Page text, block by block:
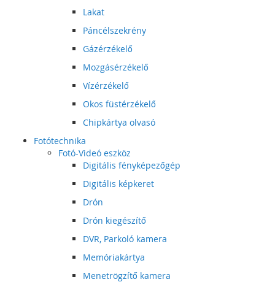
Lakat
Páncélszekrény
Gázérzékelő
Mozgásérzékelő
Vízérzékelő
Okos füstérzékelő
Chipkártya olvasó
Fotótechnika
Fotó-Videó eszköz
Digitális fényképezőgép
Digitális képkeret
Drón
Drón kiegészítő
DVR, Parkoló kamera
Memóriakártya
Menetrögzítő kamera